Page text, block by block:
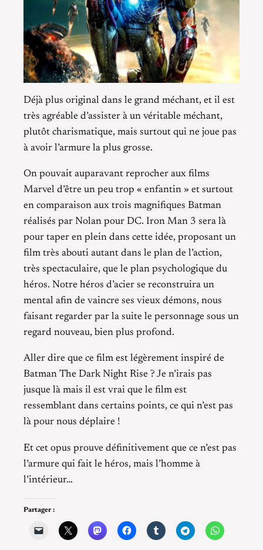
Déjà plus original dans le grand méchant, et il est
très agréable d’assister à un véritable méchant,
plutôt charismatique, mais surtout qui ne joue pas
à avoir l’armure la plus grosse.
On pouvait auparavant reprocher aux films
Marvel d’être un peu trop « enfantin » et surtout
en comparaison aux trois magnifiques Batman
réalisés par Nolan pour DC. Iron Man 3 sera là
pour taper en plein dans cette idée, proposant un
film très abouti autant dans le plan de l’action,
très spectaculaire, que le plan psychologique du
héros. Notre héros d’acier se reconstruira un
mental afin de vaincre ses vieux démons, nous
faisant regarder par la suite le personnage sous un
regard nouveau, bien plus profond.
Aller dire que ce film est légèrement inspiré de
Batman The Dark Night Rise ? Je n’irais pas
jusque là mais il est vrai que le film est
ressemblant dans certains points, ce qui n’est pas
là pour nous déplaire !
Et cet opus prouve définitivement que ce n’est pas
l’armure qui fait le héros, mais l’homme à
l’intérieur…
Partager :